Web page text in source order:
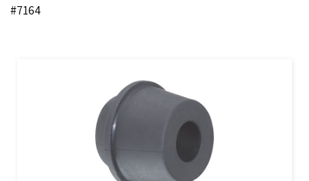
#7164